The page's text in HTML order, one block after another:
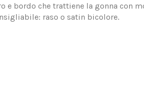
e bordo che trattiene la gonna con
raso o satin bicolore.